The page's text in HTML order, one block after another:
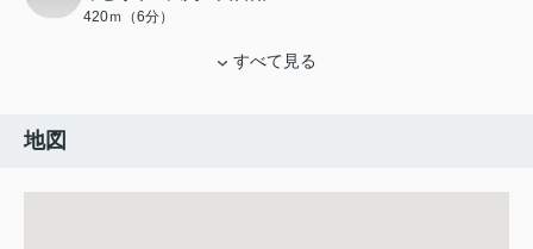
420ｍ（6分）
すべて見る
地図